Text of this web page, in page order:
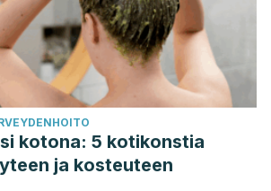
kotona: 5 kotikonstia
ja kosteuteen